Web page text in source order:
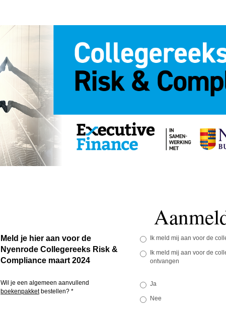
Meld je hier aan voor de
Nyenrode Collegereeks Risk &
Compliance maart 2024
Ik meld mij aan voor de
Ik meld mij aan voor de
ontvangen
Wil je een algemeen aanvullend
boekenpakketbestellen? *
Ja
Nee